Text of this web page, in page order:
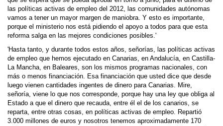
las políticas activas de empleo del 2012, las comunidades autónomas
vamos a tener un mayor margen de maniobra. Y esto es importante,
porque el ministerio nos está pidiendo el apoyo a todos para que esta
reforma salga en las mejores condiciones posibles.'
'Hasta tanto, y durante todos estos años, señorías, las políticas activas
de empleo que hemos ejecutado en Canarias, en Andalucía, en Castilla-
La Mancha, en Baleares, son los mismos programas nacionales, con
más o menos financiación. Esa financiación que usted dice que desde
luego vienen cantidades ingentes de dinero para Canarias. Mire,
señoría, viene lo que nos corresponde, porque hay una ley que obliga al
Estado a que el dinero que recauda, entre él el de los canarios, se
reparta, entre otras cosas, en políticas activas de empleo. Repartió
3.000 millones de euros y nosotros tenemos aproximadamente 170